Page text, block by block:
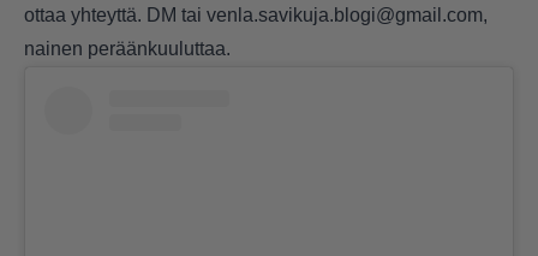
ottaa yhteyttä. DM tai venla.savikuja.blogi@gmail.com,
nainen peräänkuuluttaa.